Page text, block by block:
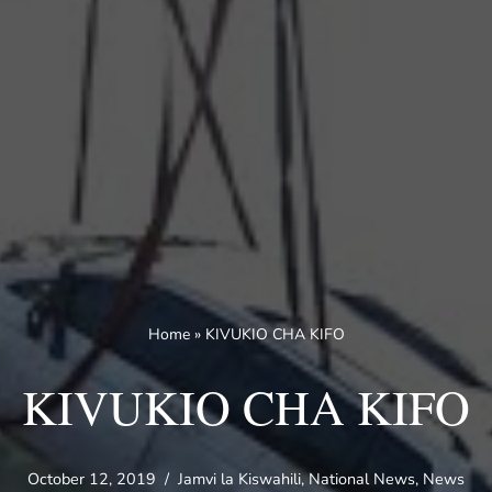
Home» KIVUKIO CHA KIFO
KIVUKIO CHA KIFO
October 12, 2019 Jamvi la Kiswahili,National News, News